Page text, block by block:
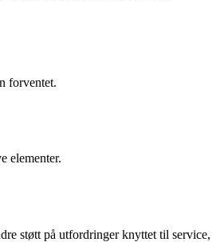
forventet.
elementer.
støtt på utfordringer knyttet til service,